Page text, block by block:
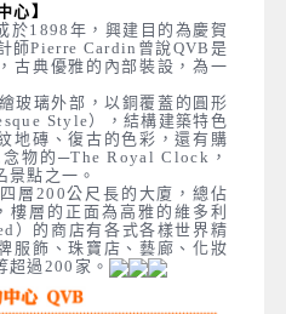
心】
於1898年，興建目的為慶賀
師Pierre Cardin曾說QVB是
古典優雅的內部裝設，為一
玻璃外部，以銅覆蓋的圓形
Style），結構建築特色
地磚、復古的色彩，還有購
物的─The Royal Clock，
景點之一。
層200公尺長的大廈，總佔
樓層的正面為高雅的維多利
）的商店有各式各樣世界精
服飾、珠寶店、藝廊、化妝
超過200家。